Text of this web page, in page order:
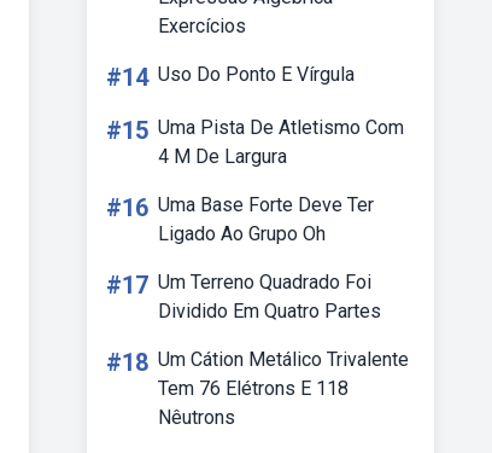
Exercícios
#14 Uso Do Ponto E Vírgula
#15 Uma Pista De Atletismo Com
4 M De Largura
#16 Uma Base Forte Deve Ter
Ligado Ao Grupo Oh
#17 Um Terreno Quadrado Foi
Dividido Em Quatro Partes
#18 Um Cátion Metálico Trivalente
Tem 76 Elétrons E 118
Nêutrons